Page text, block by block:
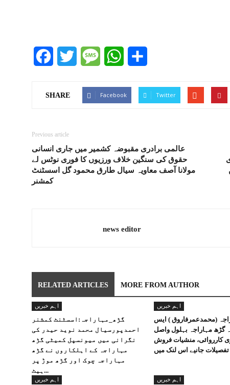
FacebookTwitter Message WhatsApp
SHARE Facebook Twitter
Previous article
عالمی برادری مقبوضہ کشمیر میں جاری انسانی
حقوق کی سنگین خلاف ورزیوں کا فوری نوٹس لے
مولانا آصف معاویہ سیال طارق محمود گل اسسٹنٹ
کمشنر
news editor
RELATED ARTICLES MORE FROM AUTHOR
اہم خبریں
گڑھ_مہاراجہ:اسسٹنٹ کمشنر
احمدپورسیال محمد نوید حیدر کی
نگرانی میں میونسپل کمیٹی گڑھ
مہاراجہ کے اہلکاروں نے گڑھ
مہاراجہ چوک اور گڑھ موڑ پر
ہیٹ...
اہم خبریں
(محمدعمرفاروق ) ایس
گڑھ مہاراجہ بہلول واصل
کارروائی، منشیات فروش
تفصیلات جانیے اس لنک میں
اہم خبریں اہم خبریں